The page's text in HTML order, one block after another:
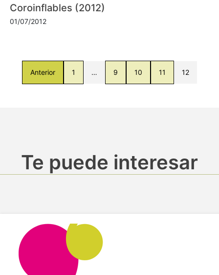
Coroinflables (2012)
01/07/2012
Anterior 1 … 9 10 11 12
Te puede interesar